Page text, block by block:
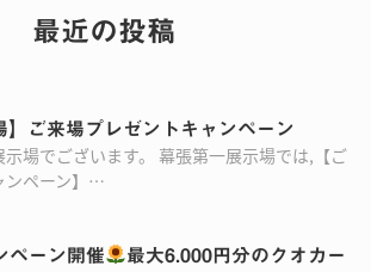
最近の投稿
】ご来場プレゼントキャンペーン
場でございます。 幕張第一展示場では,【ご
ンペーン】…
ペーン開催
最大6.000円分のクオカー